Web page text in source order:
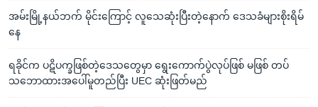
အမ်းမြို့နယ်ဘက် မိုင်းကြောင့် လူသေဆုံးပြီးတဲ့နောက် ဒေသခံများစိုးရိမ်
နေ
ရခိုင်က ပဋိပက္ခဖြစ်တဲ့ဒေသတွေမှာ ရွေးကောက်ပွဲလုပ်ဖြစ် မဖြစ် တပ်
သဘောထားအပေါ်မူတည်ပြီး UEC ဆုံးဖြတ်မည်